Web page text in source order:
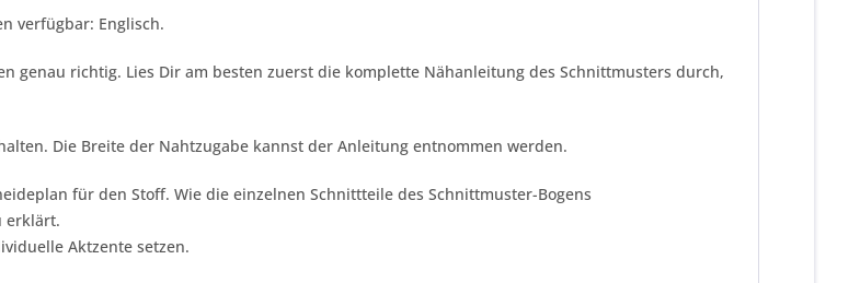
verfügbar: Englisch.
genau richtig. Lies Dir am besten zuerst die komplette Nähanleitung des Schnittmusters durch,
Die Breite der Nahtzugabe kannst der Anleitung entnommen werden.
für den Stoff. Wie die einzelnen Schnittteile des Schnittmuster-Bogens
erklärt.
Aktzente setzen.